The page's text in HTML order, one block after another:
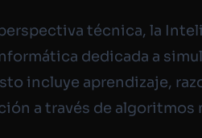
técnica, la
dedicada a
incluye aprendizaje,
a través de